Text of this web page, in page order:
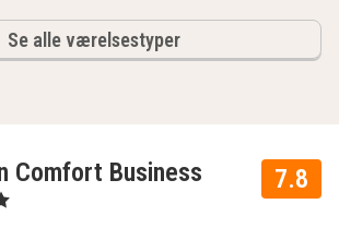
Se alle værelsestyper
7.8
Comfort Business